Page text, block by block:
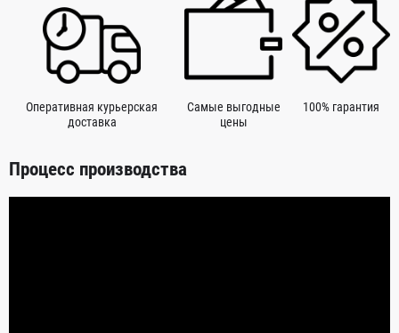
Оперативная курьерская
доставка
Самые выгодные
цены
100% гарантия
Процесс производства